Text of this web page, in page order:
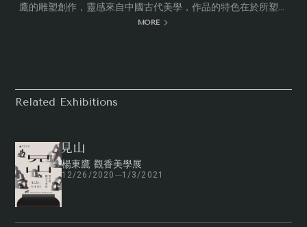
鷹的雕塑創作，靈感來自中國古代美學，作品的特色在於所塑造
的「形」，是先以平面的方式表達，再利用堆疊塑造成三維的立
MORE
Related Exhibitions
見山
楊東鷹 觀香美學展
12/26/2020 1/3/2021